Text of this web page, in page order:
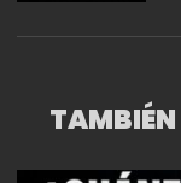
TAMBIÉN